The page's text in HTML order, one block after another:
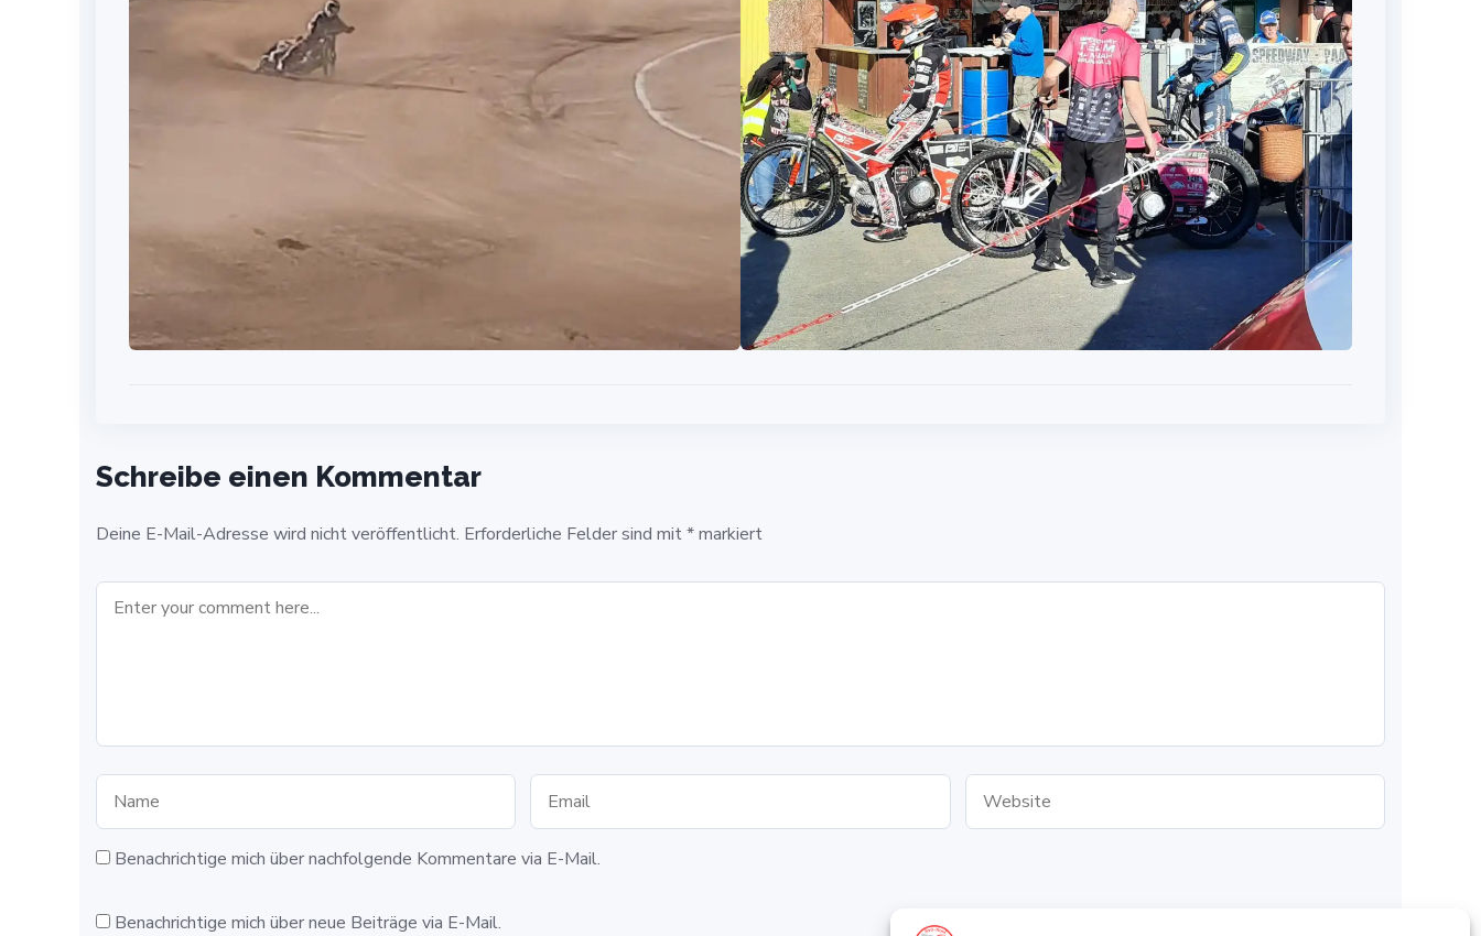
Schreibe einen Kommentar
Deine E-Mail-Adresse wird nicht veröffentlicht. Erforderliche Felder sind mit*markiert
Benachrichtige mich über nachfolgende Kommentare via E-Mail.
Benachrichtige mich über neue Beiträge via E-Mail.